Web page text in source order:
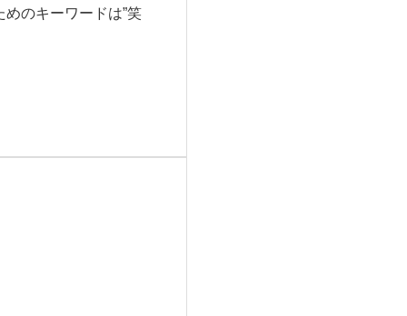
のキーワードは”笑